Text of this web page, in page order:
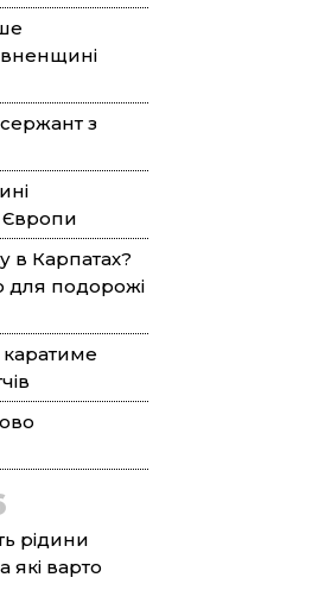
з
Європи
в Карпатах?
для подорожі
рідини
які варто